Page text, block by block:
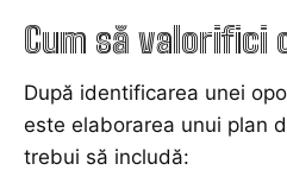
Cum să valorifici
După identificarea unei
este elaborarea unui plan
trebui să includă: